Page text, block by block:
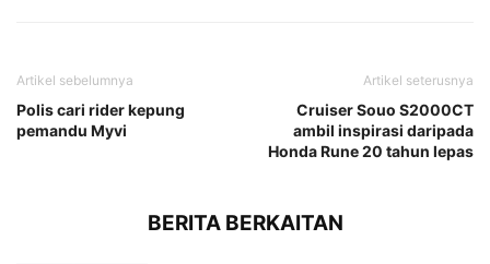
Artikel sebelumnya
Polis cari rider kepung
pemandu Myvi
Artikel seterusnya
Cruiser Souo S2000CT
ambil inspirasi daripada
Honda Rune 20 tahun lepas
BERITA BERKAITAN